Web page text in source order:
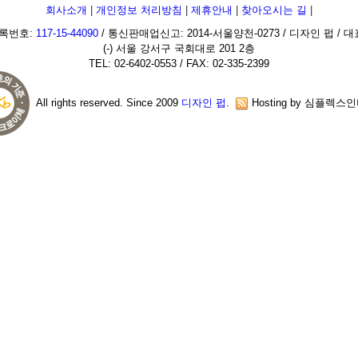
회사소개 개인정보 처리방침 제휴안내 찾아오시는 길
번호: 117-15-44090/ 통신판매업신고: 2014-서울양천-0273 / 디자인 펍 / 대
(-) 서울 강서구 국회대로 201 2층
TEL: 02-6402-0553 / FAX: 02-335-2399
All rights reserved. Since 2009 디자인 펍 . Hosting by 심플렉스